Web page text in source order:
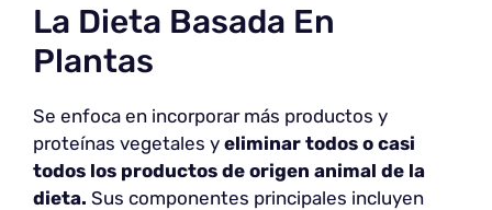
La Dieta Basada En
Plantas
Se enfoca en incorporar más productos y
proteínas vegetales y eliminar todos o casi
todos los productos de origen animal de la
dieta. Sus componentes principales incluyen